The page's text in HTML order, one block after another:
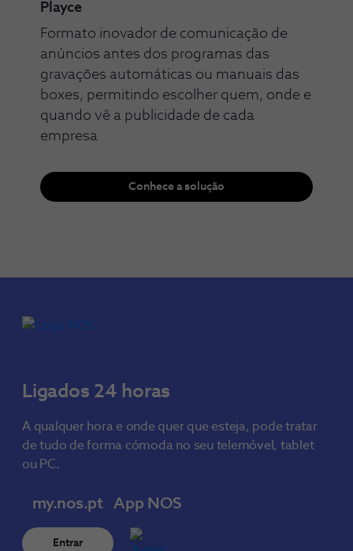
Playce
Formato inovador de comunicação de
anúncios antes dos programas das
gravações automáticas ou manuais das
boxes, permitindo escolher quem, onde e
quando vê a publicidade de cada
empresa
Conhece a solução
Ligados 24 horas
A qualquer hora e onde quer que esteja, pode tratar
de tudo de forma cómoda no seu telemóvel, tablet
ou PC.
my.nos.pt
Entrar
App NOS